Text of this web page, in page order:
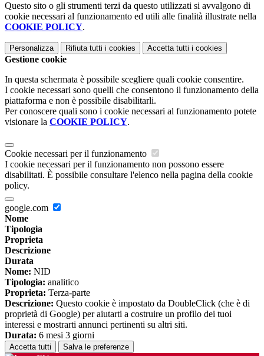
Questo sito o gli strumenti terzi da questo utilizzati si avvalgono di
cookie necessari al funzionamento ed utili alle finalità illustrate nella
COOKIE POLICY.
Personalizza Rifiuta tutti i cookies Accetta tutti i cookies
Gestione cookie
In questa schermata è possibile scegliere quali cookie consentire.
I cookie necessari sono quelli che consentono il funzionamento della
piattaforma e non è possibile disabilitarli.
Per conoscere quali sono i cookie necessari al funzionamento potete
visionare la COOKIE POLICY.
Cookie necessari per il funzionamento
I cookie necessari per il funzionamento non possono essere
disabilitati. È possibile consultare l'elenco nella pagina della cookie
policy.
google.com
Nome
Tipologia
Proprieta
Descrizione
Durata
Nome: NID
Tipologia: analitico
Proprieta: Terza-parte
Descrizione: Questo cookie è impostato da DoubleClick (che è di
proprietà di Google) per aiutarti a costruire un profilo dei tuoi
interessi e mostrarti annunci pertinenti su altri siti.
Durata: 6 mesi 3 giorni
Accetta tutti Salva le preferenze